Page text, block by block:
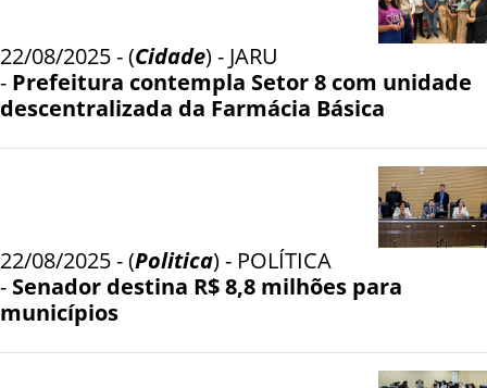
22/08/2025 - (Cidade) - JARU
- Prefeitura contempla Setor 8 com unidade
descentralizada da Farmácia Básica
22/08/2025 - (Politica) - POLÍTICA
- Senador destina R$ 8,8 milhões para
municípios